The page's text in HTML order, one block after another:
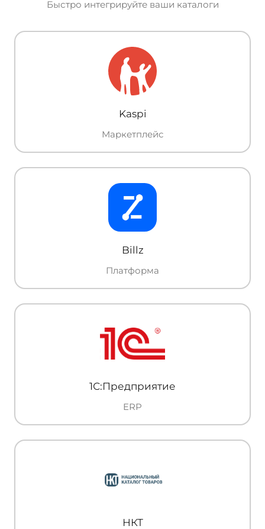
Быстро интегрируйте ваши каталоги
Kaspi
Маркетплейс
Billz
Платформа
1С:Предприятие
ERP
НКТ